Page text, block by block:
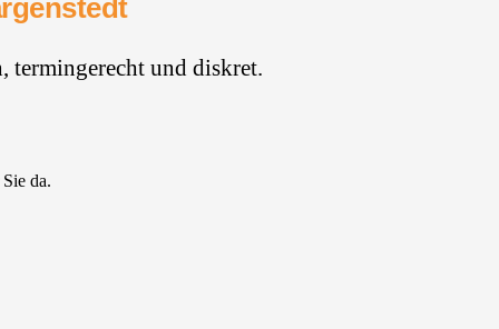
termingerecht und diskret.
da.